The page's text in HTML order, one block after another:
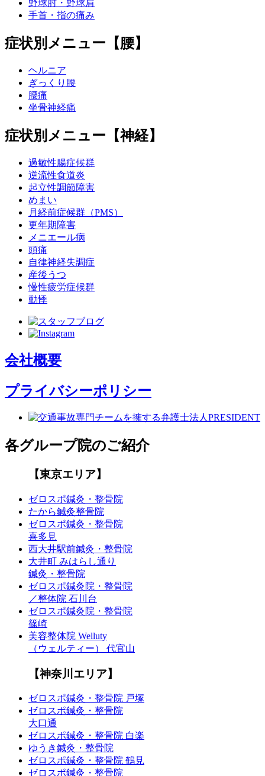
野球肘・野球肩
手首・指の痛み
症状別メニュー【腰】
ヘルニア
ぎっくり腰
腰痛
坐骨神経痛
症状別メニュー【神経】
過敏性腸症候群
逆流性食道炎
起立性調節障害
めまい
月経前症候群（PMS）
更年期障害
メニエール病
頭痛
自律神経失調症
産後うつ
慢性疲労症候群
動悸
会社概要
プライバシーポリシー
各グループ院のご紹介
【東京エリア】
ゼロスポ鍼灸・整骨院
たから鍼灸整骨院
ゼロスポ鍼灸・整骨院
喜多見
西大井駅前鍼灸・整骨院
大井町 みはらし通り
鍼灸・整骨院
ゼロスポ鍼灸院・整骨院
／整体院 石川台
ゼロスポ鍼灸院・整骨院
篠崎
美容整体院 Welluty
（ウェルティー） 代官山
【神奈川エリア】
ゼロスポ鍼灸・整骨院 戸塚
ゼロスポ鍼灸・整骨院
大口通
ゼロスポ鍼灸・整骨院 白楽
ゆうき鍼灸・整骨院
ゼロスポ鍼灸・整骨院 鶴見
ゼロスポ鍼灸・整骨院